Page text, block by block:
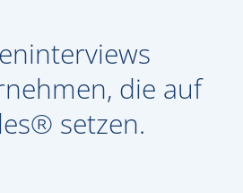
die auf
setzen.